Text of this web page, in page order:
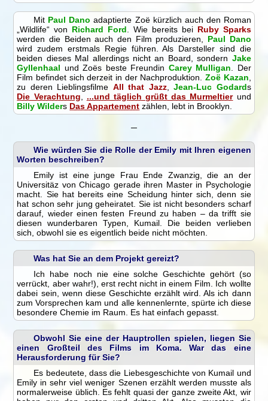
Mit Paul Dano adaptierte Zoë kürzlich auch den Roman
„Wildlife“ von Richard Ford . Wie bereits bei Ruby Sparks
werden die Beiden auch den Film produzieren, Paul Dano
wird zudem erstmals Regie führen. Als Darsteller sind die
beiden dieses Mal allerdings nicht an Board, sondern Jake
Gyllenhaal und Zoës beste Freundin Carey Mulligan . Der
Film befindet sich derzeit in der Nachproduktion. Zoë Kazan
zu deren Lieblingsfilme All that Jazz,Jean-Luc Godards
Die Verachtung
...und täglich grüßt das Murmeltierund
Billy Wilders Das Appartement zählen, lebt in Brooklyn.
─
Wie würden Sie die Rolle der Emily mit Ihren eigenen
Worten beschreiben?
Emily ist eine junge Frau Ende Zwanzig, die an der
Universitäz von Chicago gerade ihren Master in Psychologie
macht. Sie hat bereits eine Scheidung hinter sich, denn sie
hat schon sehr jung geheiratet. Sie ist nicht besonders scharf
darauf, wieder einen festen Freund zu haben – da trifft sie
diesen wunderbaren Typen, Kumail. Die beiden verlieben
sich, obwohl sie es eigentlich beide nicht möchten.
Was hat Sie an dem Projekt gereizt?
Ich habe noch nie eine solche Geschichte gehört (so
verrückt, aber wahr!), erst recht nicht in einem Film. Ich wollte
dabei sein, wenn diese Geschichte erzählt wird. Als ich dann
zum Vorsprechen kam und alle kennenlernte, spürte ich diese
besondere Chemie im Raum. Es hat einfach gepasst.
Obwohl Sie eine der Hauptrollen spielen, liegen Sie
einen Großteil des Films im Koma. War das eine
Herausforderung für Sie?
Es bedeutete, dass die Liebesgeschichte von Kumail und
Emily in sehr viel weniger Szenen erzählt werden musste als
normalerweise üblich. Es fehlt quasi der ganze zweite Akt, wir